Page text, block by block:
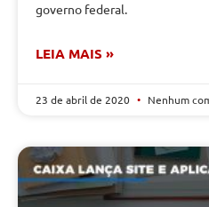
governo federal.
LEIA MAIS »
23 de abril de 2020 Nenhum